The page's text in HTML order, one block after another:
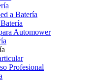
a Batería
Automower
Profesional